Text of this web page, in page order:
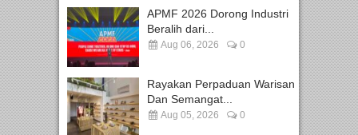
APMF 2026 Dorong Industri
Beralih dari...
Aug 06, 2026 0
Rayakan Perpaduan Warisan
Dan Semangat...
Aug 05, 2026 0